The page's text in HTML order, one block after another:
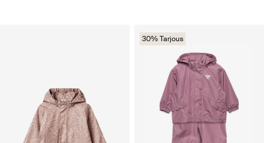
30% Tarjous